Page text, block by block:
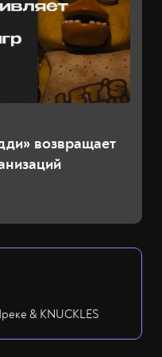
возвращает
& KNUCKLES